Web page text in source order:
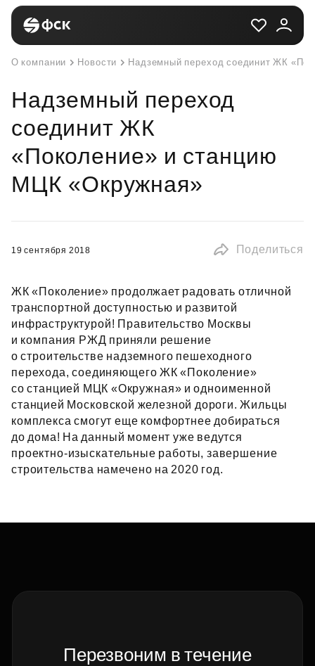
О компании Новости Надземный переход соединит ЖК
Надземный переход
соединит ЖК
«Поколение» и станцию
МЦК «Окружная»
19 сентября 2018 Поделиться
ЖК «Поколение» продолжает радовать отличной
транспортной доступностью и развитой
инфраструктурой! Правительство Москвы
и компания РЖД приняли решение
о строительстве надземного пешеходного
перехода, соединяющего ЖК «Поколение»
со станцией МЦК «Окружная» и одноименной
станцией Московской железной дороги. Жильцы
комплекса смогут еще комфортнее добираться
до дома! На данный момент уже ведутся
проектно‑изыскательные работы, завершение
строительства намечено на 2020 год.
Перезвоним в течение